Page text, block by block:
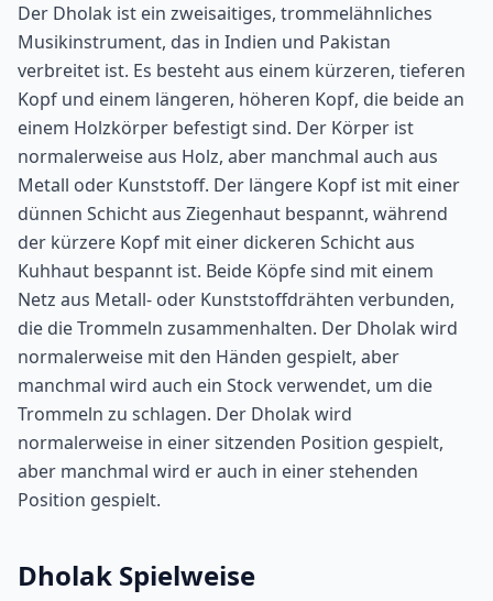
Der Dholak ist ein zweisaitiges, trommelähnliches
Musikinstrument, das in Indien und Pakistan
verbreitet ist. Es besteht aus einem kürzeren, tieferen
Kopf und einem längeren, höheren Kopf, die beide an
einem Holzkörper befestigt sind. Der Körper ist
normalerweise aus Holz, aber manchmal auch aus
Metall oder Kunststoff. Der längere Kopf ist mit einer
dünnen Schicht aus Ziegenhaut bespannt, während
der kürzere Kopf mit einer dickeren Schicht aus
Kuhhaut bespannt ist. Beide Köpfe sind mit einem
Netz aus Metall- oder Kunststoffdrähten verbunden,
die die Trommeln zusammenhalten. Der Dholak wird
normalerweise mit den Händen gespielt, aber
manchmal wird auch ein Stock verwendet, um die
Trommeln zu schlagen. Der Dholak wird
normalerweise in einer sitzenden Position gespielt,
aber manchmal wird er auch in einer stehenden
Position gespielt.
Dholak Spielweise